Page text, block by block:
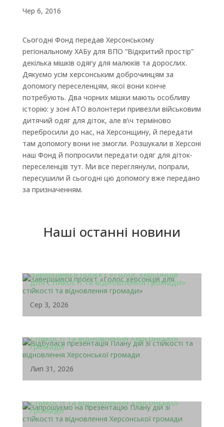
Чер 6, 2016
Сьогодні Фонд передав Херсонському
регіональному ХАБу для ВПО “Відкритий простір”
декілька мішків одягу для малюків та дорослих.
Дякуємо усім херсонським доброчинцям за
допомогу переселенцям, якої вони конче
потребують. Два чорних мішки мають особливу
історію: у зоні АТО волонтери привезли військовим
дитячий одяг для діток, але в\ч терміново
перебросили до нас, на Херсонщину, й передати
там допомогу вони не змогли. Розшукали в Херсоні
наш Фонд й попросили передати одяг для діток-
переселенців тут. Ми все переглянули, попрали,
пересушили й сьогодні цю допомогу вже передано
за призначенням.
Наші останні новини
Завершився проєкт «Голос херсонців
для стійкості та відновлення громади»
Сер 3, 2026
стійкості та відновлення Херсонської
громади
Лип 31, 2026
стійкості та відновлення Херсонської
громади